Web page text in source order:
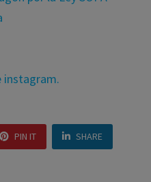
instagram.
PIN IT SHARE